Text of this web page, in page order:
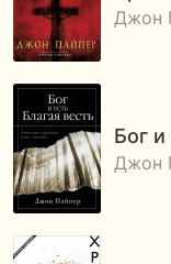
Джон
Бог и
Джон